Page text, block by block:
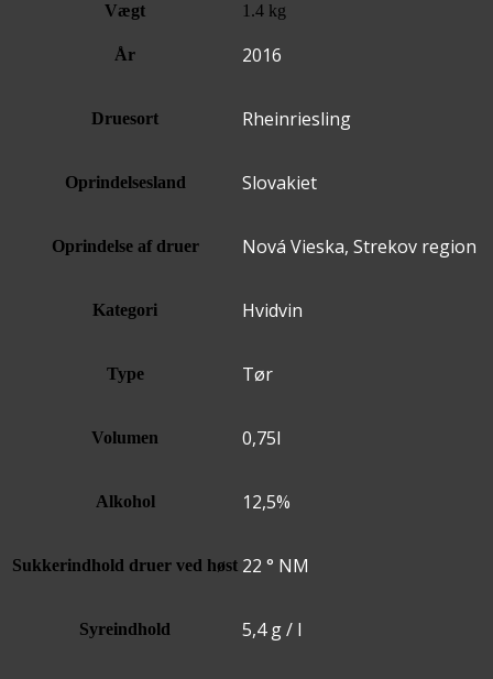
Vægt 1.4 kg
År 2016
Druesort Rheinriesling
Oprindelsesland Slovakiet
Oprindelse af druer Nová Vieska, Strekov region
Kategori Hvidvin
Type Tør
Volumen 0,75l
Alkohol 12,5%
Sukkerindhold druer ved høst 22 ° NM
Syreindhold 5,4 g / l